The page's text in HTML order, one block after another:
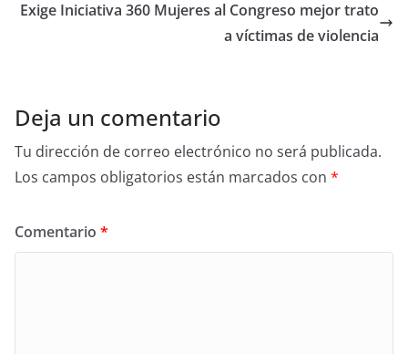
o
Exige Iniciativa 360 Mujeres al Congreso mejor trato
a víctimas de violencia
Deja un comentario
Tu dirección de correo electrónico no será publicada.
Los campos obligatorios están marcados con *
Comentario *